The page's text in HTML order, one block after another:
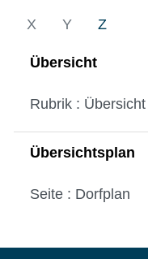
X Y Z
Übersicht
Rubrik : Übersicht
Übersichtsplan
Seite : Dorfplan